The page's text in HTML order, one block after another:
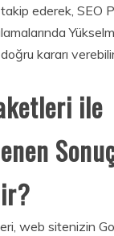
takip ederek, SEO
kararı
ile
web sitenizin